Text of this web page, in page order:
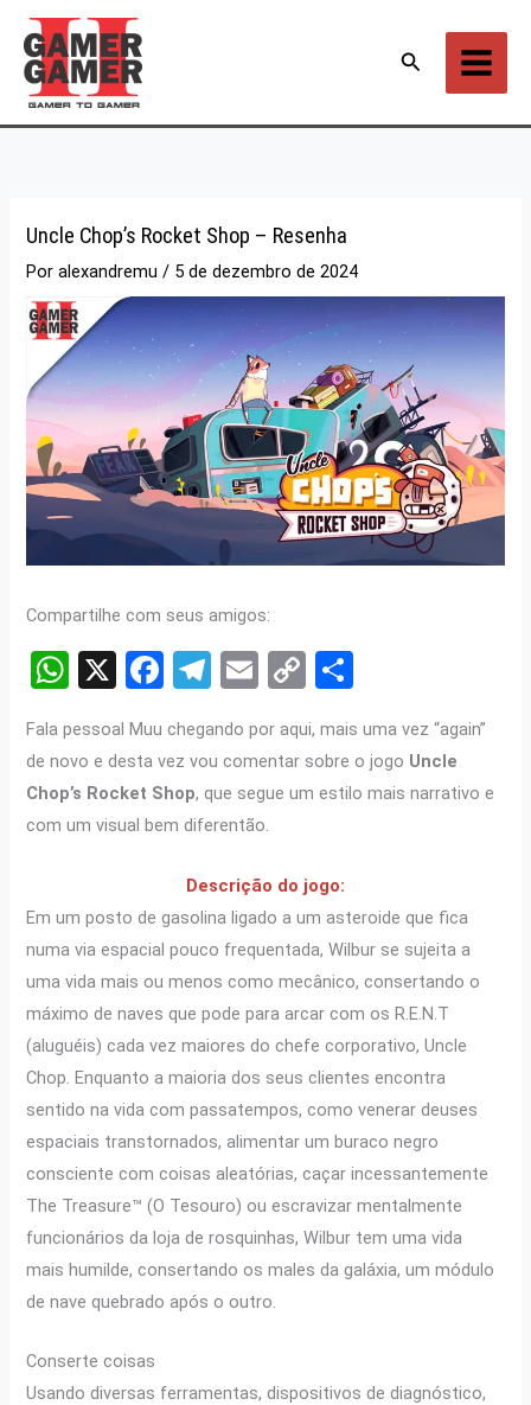
para
conteúdo
Pesquisar
Uncle Chop’s Rocket Shop – Resenha
Poralexandremu/ 5 de dezembro de 2024
Compartilhe com seus amigos:
W
at
s
A
X
F
ce
b
o
T
e
gr
a
E
ail
C
py
Li
ar
e
Fala pessoal Muu chegando por aqui, mais uma vez “again”
de novo e desta vez vou comentar sobre o jogo Uncle
Chop’s Rocket Shop, que segue um estilo mais narrativo e
com um visual bem diferentão.
Descrição do jogo:
Em um posto de gasolina ligado a um asteroide que fica
numa via espacial pouco frequentada, Wilbur se sujeita a
uma vida mais ou menos como mecânico, consertando o
máximo de naves que pode para arcar com os R.E.N.T
(aluguéis) cada vez maiores do chefe corporativo, Uncle
Chop. Enquanto a maioria dos seus clientes encontra
sentido na vida com passatempos, como venerar deuses
espaciais transtornados, alimentar um buraco negro
consciente com coisas aleatórias, caçar incessantemente
The Treasure™ (O Tesouro) ou escravizar mentalmente
funcionários da loja de rosquinhas, Wilbur tem uma vida
mais humilde, consertando os males da galáxia, um módulo
de nave quebrado após o outro.
Conserte coisas
Usando diversas ferramentas, dispositivos de diagnóstico,